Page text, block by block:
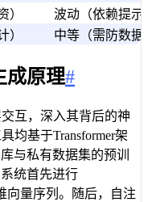
）
波动（依赖提示
） 中等（需防数据
成原理#
互，深入其背后的神
均基于Transformer架
与私有数据集的预训
统首先进行
向量序列。随后，自注